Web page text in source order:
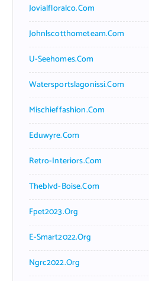
Jovialfloralco.com
Johnlscotthometeam.com
U-Seehomes.com
Watersportslagonissi.com
Mischieffashion.com
Eduwyre.com
Retro-Interiors.com
Theblvd-Boise.com
Fpet2023.org
E-Smart2022.org
Ngrc2022.org